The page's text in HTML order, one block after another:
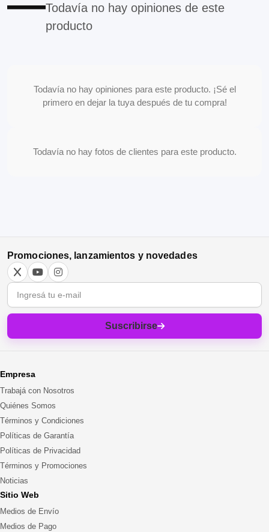
Todavía no hay opiniones de este
producto
Todavía no hay opiniones para este producto. ¡Sé el
primero en dejar la tuya después de tu compra!
Todavía no hay fotos de clientes para este producto.
Promociones, lanzamientos y novedades
Correo electrónico
Suscribirse
Empresa
Trabajá con Nosotros
Quiénes Somos
Términos y Condiciones
Políticas de Garantía
Políticas de Privacidad
Términos y Promociones
Noticias
Sitio Web
Medios de Envío
Medios de Pago